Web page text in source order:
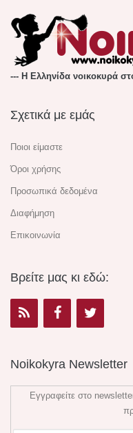
--- Η Ελληνίδα νοικοκυρά
Σχετικά με εμάς
Ποιοι είμαστε
Όροι χρήσης
Προσωπικά δεδομένα
Διαφήμηση
Επικοινωνία
Βρείτε μας κι εδώ:
Noikokyra Newsletter
Εγγραφείτε στο